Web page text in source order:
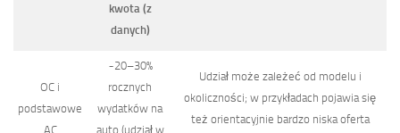
kwota (z
danych)
OC i
podstawowe
AC
~20–30%
rocznych
wydatków na
auto (udział w
Udział może zależeć od modelu i
okoliczności; w przykładach pojawia się
też orientacyjnie bardzo niska oferta